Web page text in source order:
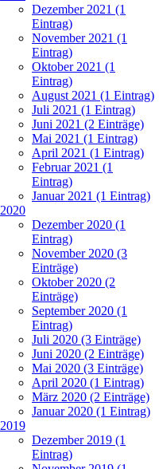
Dezember 2021 (1
Eintrag)
November 2021 (1
Eintrag)
Oktober 2021 (1
Eintrag)
August 2021 (1 Eintrag)
Juli 2021 (1 Eintrag)
Juni 2021 (2 Einträge)
Mai 2021 (1 Eintrag)
April 2021 (1 Eintrag)
Februar 2021 (1
Eintrag)
Januar 2021 (1 Eintrag)
2020
Dezember 2020 (1
Eintrag)
November 2020 (3
Einträge)
Oktober 2020 (2
Einträge)
September 2020 (1
Eintrag)
Juli 2020 (3 Einträge)
Juni 2020 (2 Einträge)
Mai 2020 (3 Einträge)
April 2020 (1 Eintrag)
März 2020 (2 Einträge)
Januar 2020 (1 Eintrag)
2019
Dezember 2019 (1
Eintrag)